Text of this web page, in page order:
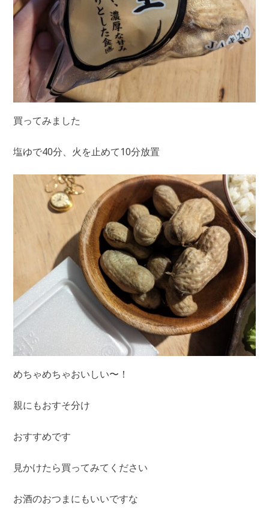
買ってみました
塩ゆで40分、火を止めて10分放置
めちゃめちゃおいしい〜！
親にもおすそ分け
おすすめです
見かけたら買ってみてください
お酒のおつまにもいいですな